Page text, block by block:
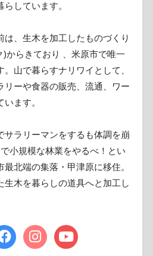
しています。
は、生木を加工したものづくり
からきており 、米原市で唯一
山で暮らすナリワイとして、
リーや食器の販売、流通、ワー
ます。
サラリーマンをするも体調を崩
小規模な林業をやるべ！とい
北端の集落・甲津原に移住。
生木を暮らしの道具へと加工し